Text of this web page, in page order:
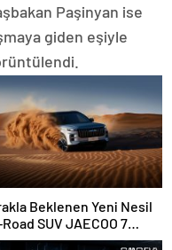
Paşinyan ise
giden eşiyle
Beklenen Yeni Nesil
SUV JAECOO 7
Satışa Sunuluyor!